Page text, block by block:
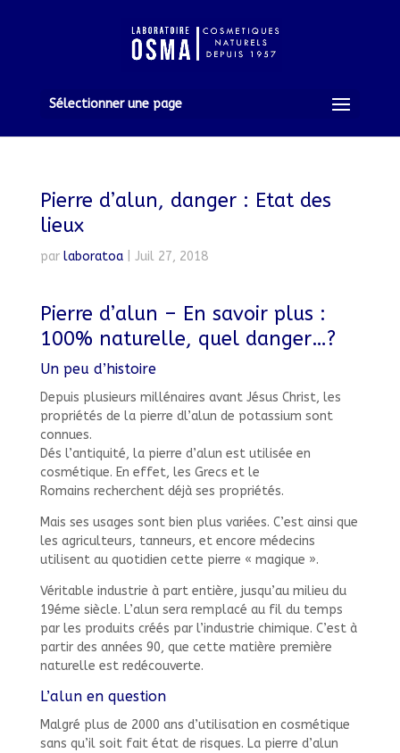
Sélectionner une page
Pierre d’alun, danger : Etat des
lieux
par laboratoa| Juil 27, 2018
Pierre d’alun – En savoir plus :
100% naturelle, quel danger…?
Un peu d’histoire
Depuis plusieurs millénaires avant Jésus Christ, les
propriétés de la pierre dl’alun de potassium sont
connues.
Dés l’antiquité, la pierre d’alun est utilisée en
cosmétique. En effet, les Grecs et le
Romains recherchent déjà ses propriétés.
Mais ses usages sont bien plus variées. C’est ainsi que
les agriculteurs, tanneurs, et encore médecins
utilisent au quotidien cette pierre « magique ».
Véritable industrie à part entière, jusqu’au milieu du
19éme siècle. L’alun sera remplacé au fil du temps
par les produits créés par l’industrie chimique. C’est à
partir des années 90, que cette matière première
naturelle est redécouverte.
L’alun en question
Malgré plus de 2000 ans d’utilisation en cosmétique
sans qu’il soit fait état de risques. La pierre d’alun